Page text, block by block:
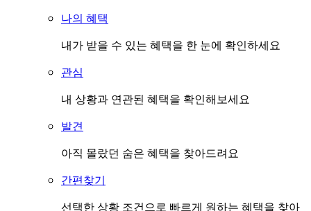
나의 혜택
내가 받을 수 있는 혜택을 한 눈에 확인하세요
관심
내 상황과 연관된 혜택을 확인해보세요
발견
아직 몰랐던 숨은 혜택을 찾아드려요
간편찾기
선택한 상황 조건으로 빠르게 원하는 혜택을 찾아